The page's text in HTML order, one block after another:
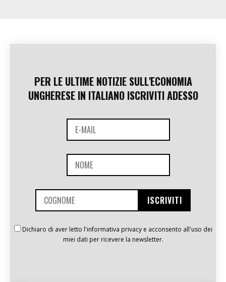
PER LE ULTIME NOTIZIE SULL'ECONOMIA
UNGHERESE IN ITALIANO ISCRIVITI ADESSO
Dichiaro di aver letto l'informativa privacy e acconsento all'uso dei
miei dati per ricevere la newsletter.